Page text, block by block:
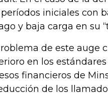
iniciales con
y baja carga en su
de este auge
en los
financieros de
de los